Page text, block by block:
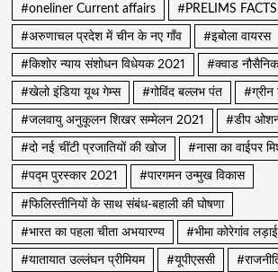
#oneliner Current affairs #PRELIMS FACTS
#अरुणाचल प्रदेश में चीन के नए गाँव #इबोला वायरस
#किशोर न्याय संशोधन विधेयक 2021 #क्वाड
#खेलो इंडिया यूथ गेम्स #गोविंद बल्लभ पंत
#जलवायु अनुकूलन शिखर सम्मेलन 2021 #डीप
#दो नई चींटी प्रजातियों की खोज #नासा का वाईपर
#पद्म पुरस्कार 2021 #पारगमन उन्मुख विकास
#फिलिस्तीनियों के साथ संबंध-बहाली की घोषणा
#भारत का पहला चीता अभयारण्य #भीमा कोरेगांव लड़ाई
#यातायात उल्लंघन प्रीमियम #यूपीएससी